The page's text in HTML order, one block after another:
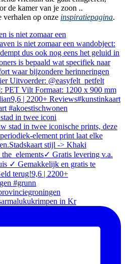
de kamer van je zoon ..
verhalen op onze inspiratiepagina.
is niet zomaar een
in twee iconi
in Kr